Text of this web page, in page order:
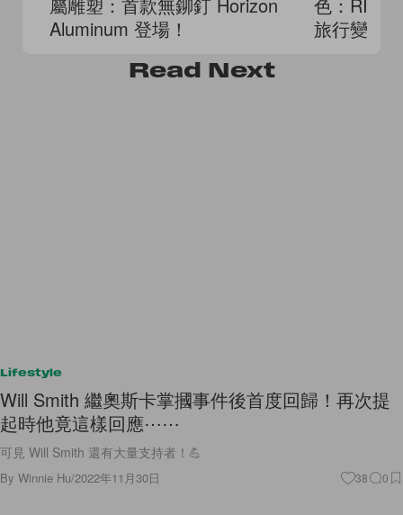
Aluminum 登場！
旅行變得
Read Next
Lifestyle
Will Smith 繼奧斯卡掌摑事件後首度回歸！再次提
起時他竟這樣回應⋯⋯
可見 Will Smith 還有大量支持者！💪
By Winnie Hu/2022年11月30日 38 0